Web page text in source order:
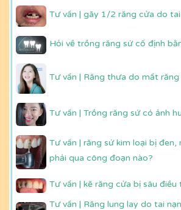
Tư vấn | gãy 1/2 răng cửa do tai
Hỏi về trồng răng sứ cố định
Tư vấn | Răng thưa do mất răng
Tư vấn | Trồng răng sứ có ảnh
Tư vấn | răng sứ kim loại bị đen,
phải qua công đoạn nào?
Tư vấn | kẽ răng cửa bị sâu điều
Tư vấn | Răng lung lay do tai